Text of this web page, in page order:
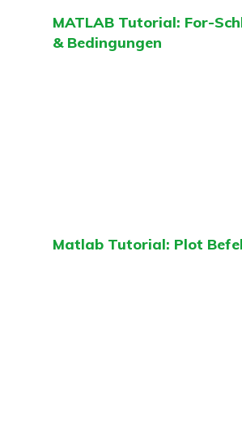
MATLAB Tutorial: For-
& Bedingungen
Matlab Tutorial: Plot